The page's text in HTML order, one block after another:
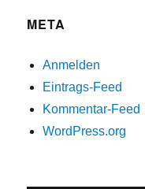
META
Anmelden
Eintrags-Feed
Kommentar-Feed
WordPress.org